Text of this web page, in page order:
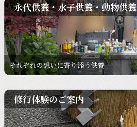
永代供養・水子供養・動物供養
それぞれの想いに寄り添う供養
修行体験のご案内